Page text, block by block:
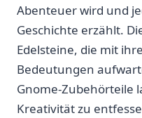
Abenteuer​ wird ​und⁤
Geschichte erzählt.
Edelsteine, die mit‍
Bedeutungen
Gnome-Zubehörteile
Kreativität zu